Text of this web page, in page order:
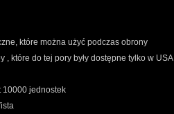
które można użyć podczas obrony
, które do tej pory były dostępne tylko w USA
10000 jednostek